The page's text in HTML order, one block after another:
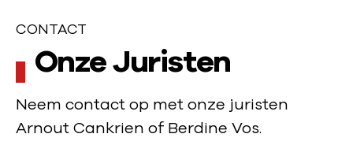
CONTACT
C
o
n
Onze Juristen
Neem contact op met onze juristen
Arnout Cankrien of Berdine Vos.